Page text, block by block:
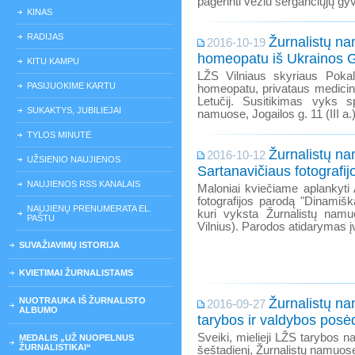
KINAS
RADIJAS
KITU KAMPU
PASIJUOKIME KARTU
SUKAKTYS, JUBILIEJAI
TYLOS MINUTĖ
UŽSIENIO NAUJIENOS
NAUJIENOS RSS KANALAIS
NAUJIENŲ PRENUMERATA EL.
PAŠTU
SUVAŽIAVIMŲ ISTORIJA
KVIETIMAI ŽURNALISTAMS
NUOTRAUKA IŠ ŽURNALISTO
ALBUMO
MEDALIS „UŽ NUOPELNUS
ŽURNALISTIKAI“
2016-10-19 Žurnalistų
homeopatu iš Ukrainos
LŽS Vilniaus skyriaus
homeopatu, privataus
Letučij. Susitikimas vyks
namuose, Jogailos g. 11 (III
2016-10-12 Žurnalistų
Sartanavičiaus
Maloniai kviečiame aplankyti
fotografijos parodą
kuri vyksta Žurnalistų
Vilnius). Parodos atidarymas
2016-09-27 Žurnalistų
tarybos ir valdybos
Sveiki, mielieji LŽS tarybos
šeštadienį, Žurnalistų